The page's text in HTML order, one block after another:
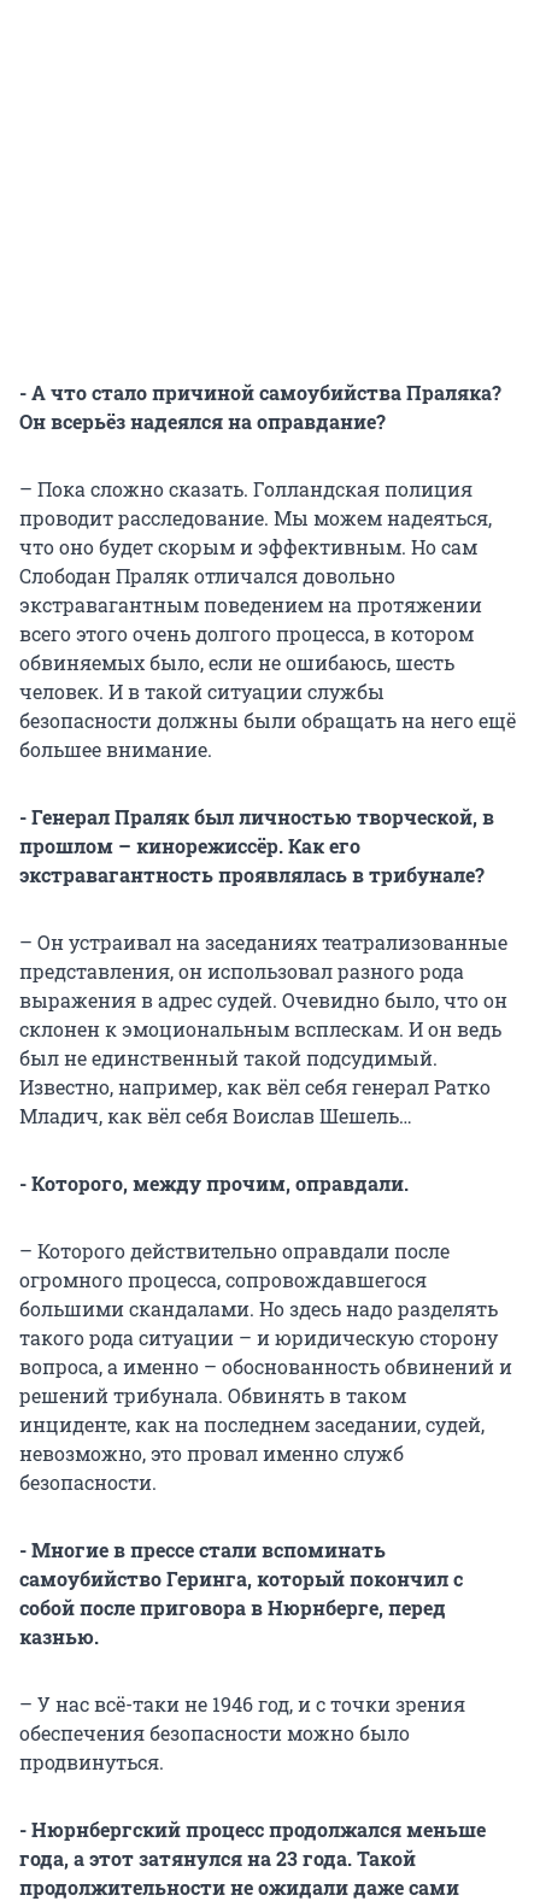
- А что стало причиной самоубийства Праляка?
Он всерьёз надеялся на оправдание?
– Пока сложно сказать. Голландская полиция
проводит расследование. Мы можем надеяться,
что оно будет скорым и эффективным. Но сам
Слободан Праляк отличался довольно
экстравагантным поведением на протяжении
всего этого очень долгого процесса, в котором
обвиняемых было, если не ошибаюсь, шесть
человек. И в такой ситуации службы
безопасности должны были обращать на него ещё
большее внимание.
- Генерал Праляк был личностью творческой, в
прошлом – кинорежиссёр. Как его
экстравагантность проявлялась в трибунале?
– Он устраивал на заседаниях театрализованные
представления, он использовал разного рода
выражения в адрес судей. Очевидно было, что он
склонен к эмоциональным всплескам. И он ведь
был не единственный такой подсудимый.
Известно, например, как вёл себя генерал Ратко
Младич, как вёл себя Воислав Шешель…
- Которого, между прочим, оправдали.
– Которого действительно оправдали после
огромного процесса, сопровождавшегося
большими скандалами. Но здесь надо разделять
такого рода ситуации – и юридическую сторону
вопроса, а именно – обоснованность обвинений и
решений трибунала. Обвинять в таком
инциденте, как на последнем заседании, судей,
невозможно, это провал именно служб
безопасности.
- Многие в прессе стали вспоминать
самоубийство Геринга, который покончил с
собой после приговора в Нюрнберге, перед
казнью.
– У нас всё-таки не 1946 год, и с точки зрения
обеспечения безопасности можно было
продвинуться.
- Нюрнбергский процесс продолжался меньше
года, а этот затянулся на 23 года. Такой
продолжительности не ожидали даже сами